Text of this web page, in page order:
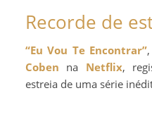
Recorde de
“Eu Vou Te Encontrar”
Coben na Netflix,
estreia de uma série